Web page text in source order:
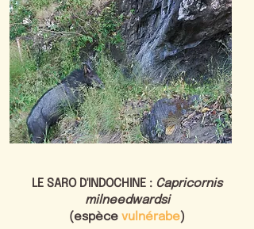
LE SARO D'INDOCHINE : Capricornis
milneedwardsi
(espèce vulnérabe)